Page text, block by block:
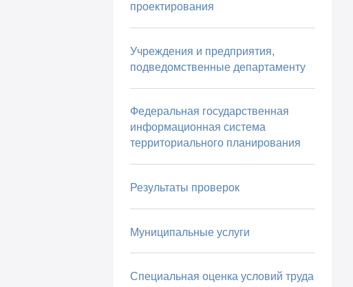
проектирования
Учреждения и предприятия,
подведомственные департаменту
Федеральная государственная
информационная система
территориального планирования
Результаты проверок
Муниципальные услуги
Специальная оценка условий труда